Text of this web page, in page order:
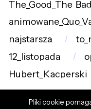
The_Good_The_Bad
najstarsza
12_listopada
Hubert_Kacperski
Pliki cookie